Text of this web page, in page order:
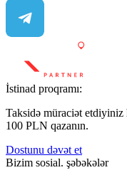
İstinad proqramı:
Taksidə müraciət
100 PLN qazanın.
Dostunu dəvət et
Bizim sosial. şəbəkələr